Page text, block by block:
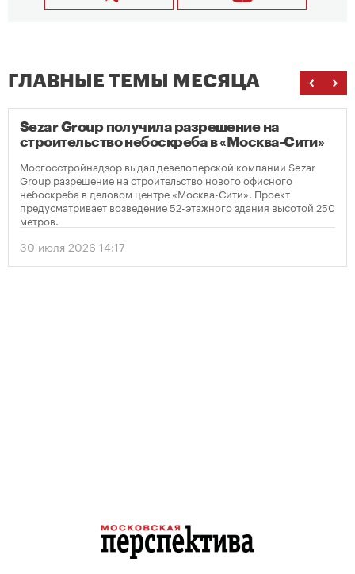
ГЛАВНЫЕ ТЕМЫ МЕСЯЦА
Sezar Group получила разрешение на
строительство небоскреба в «Москва-Сити»
Мосгосстройнадзор выдал девелоперской компании Sezar
Group разрешение на строительство нового офисного
небоскреба в деловом центре «Москва-Сити». Проект
предусматривает возведение 52-этажного здания высотой 250
метров.
30 июля 2026 14:17